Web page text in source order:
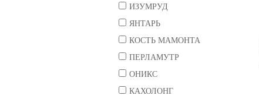
ИЗУМРУД
ЯНТАРЬ
КОСТЬ МАМОНТА
ПЕРЛАМУТР
ОНИКС
КАХОЛОНГ